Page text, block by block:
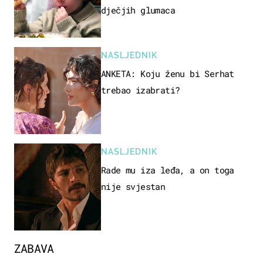
ZABAVA
dječjih glumaca
NASLJEDNIK
ANKETA: Koju ženu bi Serhat
trebao izabrati?
NASLJEDNIK
Rade mu iza leđa, a on toga
nije svjestan